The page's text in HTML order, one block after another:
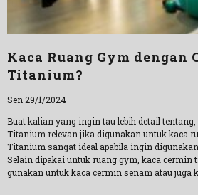
Kaca Ruang Gym dengan
Titanium?
Sen 29/1/2024
Buat kalian yang ingin tau lebih detail tentang,
Titanium relevan jika digunakan untuk kaca
Titanium sangat ideal apabila ingin
Selain dipakai untuk ruang gym, kaca cermin
gunakan untuk kaca cermin senam atau juga